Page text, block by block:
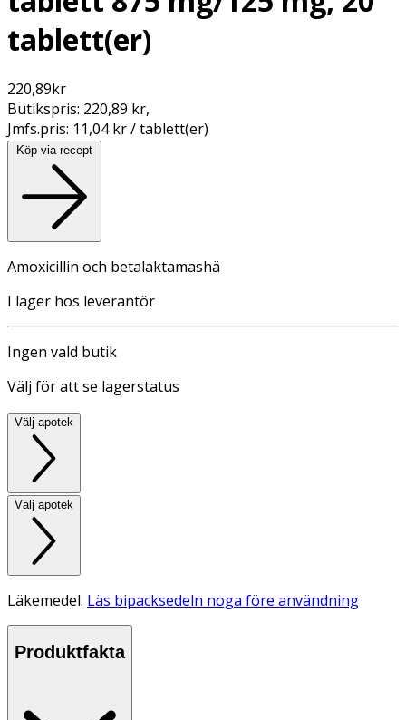
tablett(er)
220,89kr
Butikspris: 220,89 kr,
Jmfs.pris: 11,04 kr / tablett(er)
Köp via recept
Amoxicillin och betalaktamashä
I lager hos leverantör
Ingen vald butik
Välj för att se lagerstatus
Välj apotek
Välj apotek
Läkemedel. Läs bipacksedeln noga före användning
Produktfakta